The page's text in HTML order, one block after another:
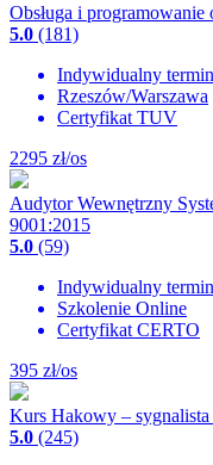
Obsługa i
5.0 (181)
Indywidualny
Rzeszów/Warszawa
Certyfikat TUV
2295 zł/os
Audytor Wewnętrzny
9001:2015
5.0 (59)
Indywidualny
Szkolenie Online
Certyfikat CERTO
395 zł/os
Kurs Hakowy –
5.0 (245)